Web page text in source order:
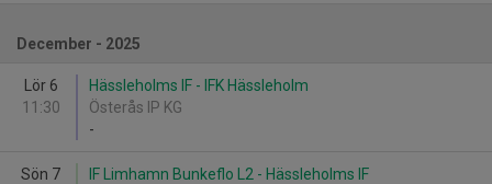
December - 2025
Lör 6
11:30
Hässleholms IF - IFK Hässleholm
Österås IP KG
-
Sön 7
IF Limhamn Bunkeflo L2 - Hässleholms IF